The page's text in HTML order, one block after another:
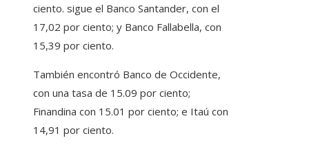
ciento. sigue el Banco Santander, con el
17,02 por ciento; y Banco Fallabella, con
15,39 por ciento.
También encontró Banco de Occidente,
con una tasa de 15.09 por ciento;
Finandina con 15.01 por ciento; e Itaú con
14,91 por ciento.